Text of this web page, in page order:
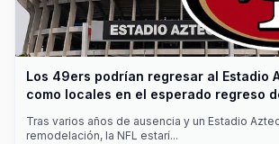
Los 49ers podrían regresar al Estadio
como locales en el esperado regreso
Tras varios años de ausencia y un Estadio
remodelación, la NFL estarí...